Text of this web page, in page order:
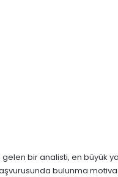
bir analisti, en büyük
bulunma